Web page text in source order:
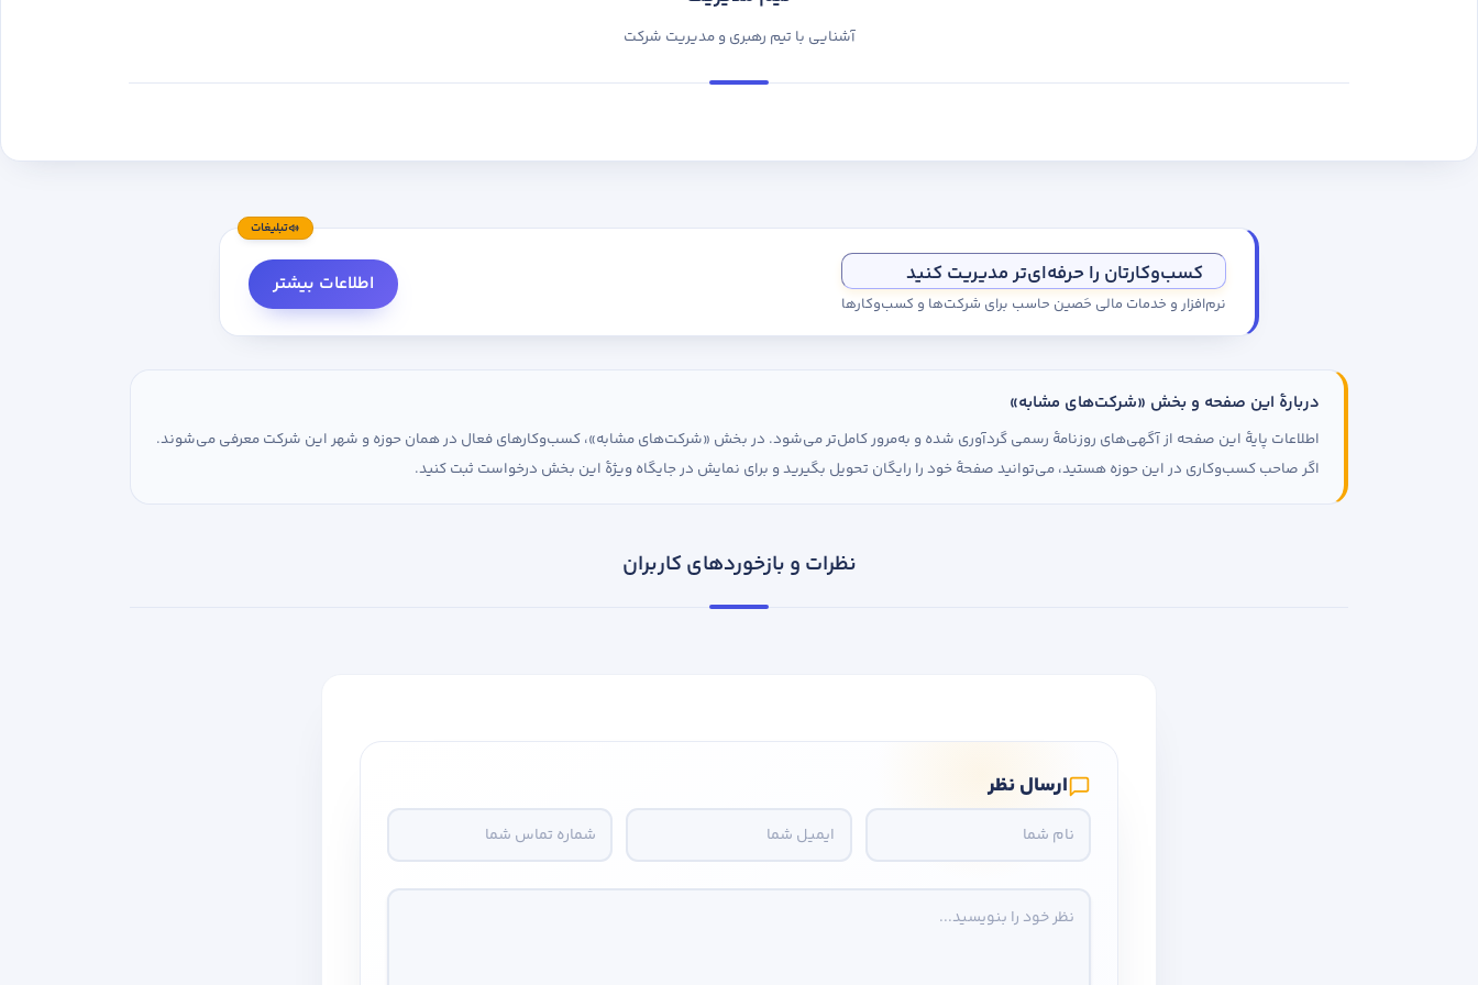
آشنایی با تیم رهبری و مدیریت شرکت
تبلیغات
کسب‌وکارتان را حرفه‌ای‌تر مدیریت کنید
نرم‌افزار و خدمات مالی حَصین حاسب برای شرکت‌ها و کسب‌وکارها
اطلاعات بیشتر
دربارهٔ این صفحه و بخش «شرکت‌های مشابه»
اطلاعات پایهٔ این صفحه از آگهی‌های روزنامهٔ رسمی گردآوری شده و به‌مرور کامل‌تر می‌شود. در بخش «شرکت‌های مشابه»، کسب‌وکارهای فعال در همان حوزه و شهر این شرکت معرفی می‌شوند.
اگر صاحب کسب‌وکاری در این حوزه هستید، می‌توانید صفحهٔ خود را رایگان تحویل بگیرید و برای نمایش در جایگاه ویژهٔ این بخش درخواست ثبت کنید.
نظرات و بازخوردهای کاربران
ارسال نظر